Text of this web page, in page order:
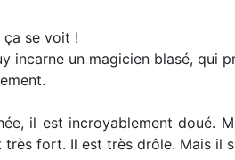
ça se voit !
incarne un magicien blasé, qui
il est incroyablement doué.
fort. Il est très drôle. Mais il